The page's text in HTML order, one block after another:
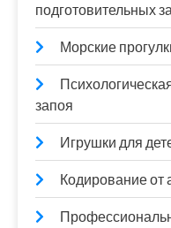
подготовительных
Морские
запоя
Игрушки для
Кодирование от